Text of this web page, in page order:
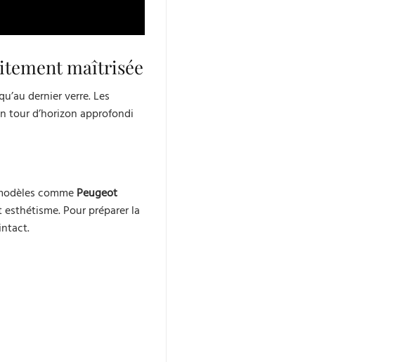
maîtrisée
dernier verre. Les
tour d’horizon approfondi
comme Peugeot
Pour préparer la